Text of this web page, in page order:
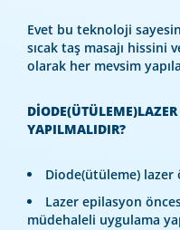
Evet bu teknoloji
sıcak taş masajı hissini
olarak her mevsim
YAPILMALIDIR?
Diode(ütüleme)
Lazer epilasyon
müdehaleli uygulama